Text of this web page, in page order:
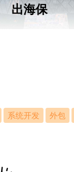
出海保
系统开发 外包